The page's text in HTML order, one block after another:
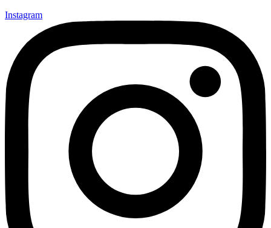
Instagram